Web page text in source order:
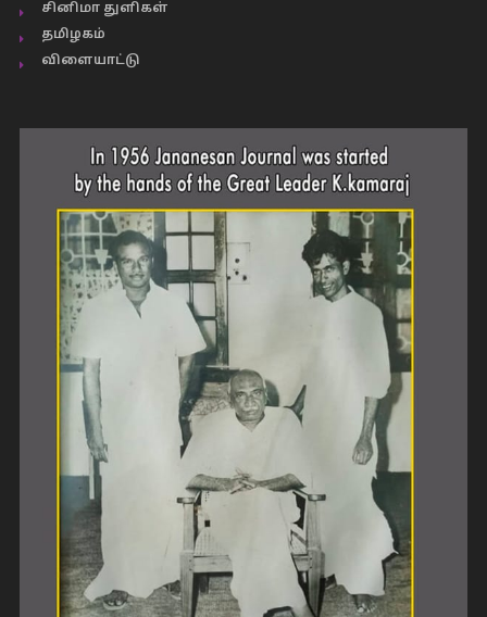
சினிமா துளிகள்
தமிழகம்
விளையாட்டு